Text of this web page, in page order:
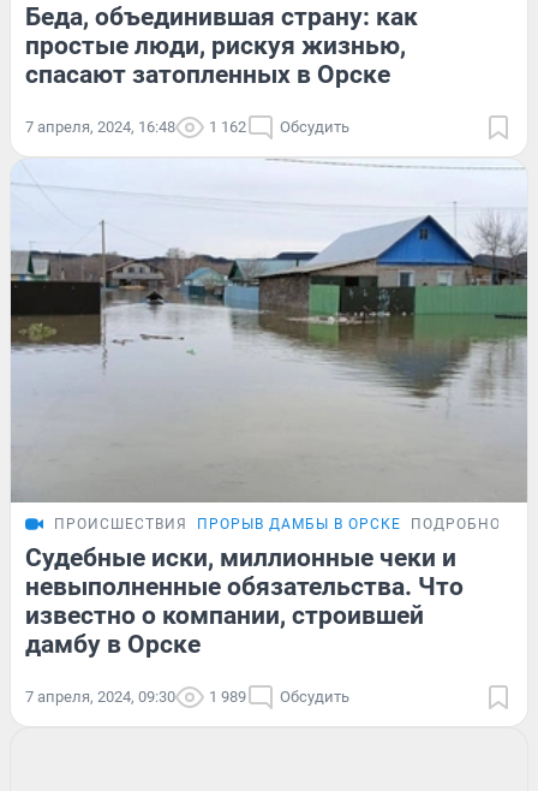
Беда, объединившая страну: как
простые люди, рискуя жизнью,
спасают затопленных в Орске
7 апреля, 2024, 16:48 1 162 Обсудить
ПРОИСШЕСТВИЯ ПРОРЫВ ДАМБЫ В ОРСКЕ ПОДРОБНОСТИ
Судебные иски, миллионные чеки и
невыполненные обязательства. Что
известно о компании, строившей
дамбу в Орске
7 апреля, 2024, 09:30 1 989 Обсудить